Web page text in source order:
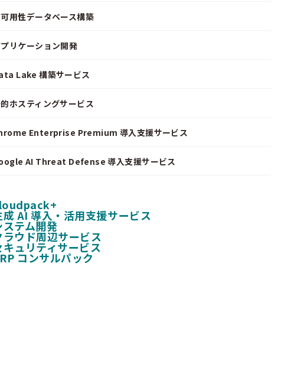
用性データベース構築
リケーション開発
Lake 構築サービス
ホスティングサービス
Enterprise Premium 導入支援サービス
AI Threat Defense 導入支援サービス
成 AI 導入・活用支援サービス
ステム開発
ラウド周辺サービス
キュリティサービス
コンサルパック